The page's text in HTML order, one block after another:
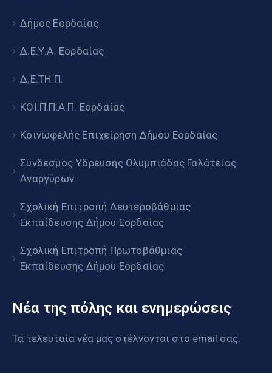
Δήμος Εορδαίας
Δ.Ε.Υ.Α. Εορδαίας
Δ.Ε.ΤΗ.Π.
ΚΟΙ.Π.Π.Α.Π. Εορδαίας
Κοινωφελής Επιχείρηση Δήμου Εορδαίας
Σύνδεσμος Ύδρευσης Ολυμπιάδας Γαλάτειας
Αναργύρων
Σχολική Επιτροπή Δευτεροβάθμιας
Εκπαίδευσης Δήμου Εορδαίας
Σχολική Επιτροπή Πρωτοβάθμιας
Εκπαίδευσης Δήμου Εορδαίας
Νέα της πόλης και ενημερώσεις
Τα τελευταία νέα μας στέλνονται στο email σας.